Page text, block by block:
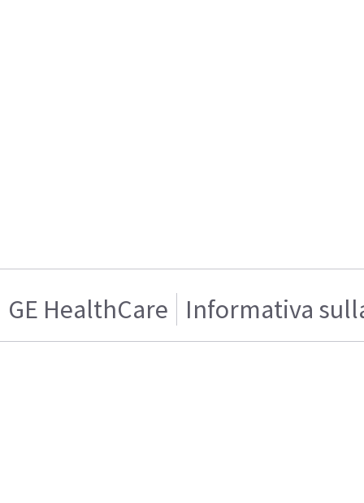
GE HealthCare Informativa